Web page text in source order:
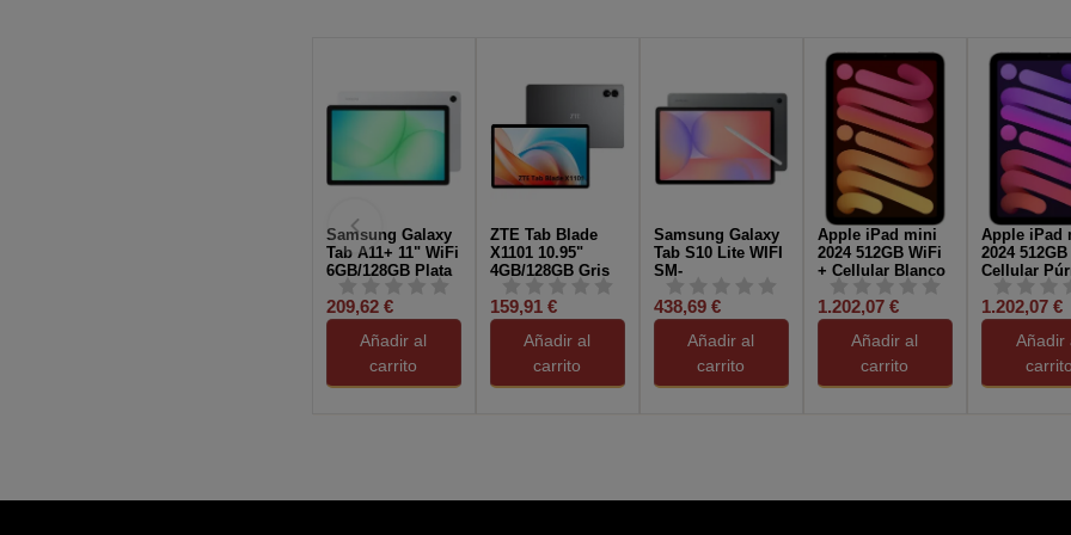
Samsung Galaxy
Tab A11+ 11" WiFi
6GB/128GB Plata
209,62 €
Añadir al
carrito
ZTE Tab Blade
X1101 10.95"
4GB/128GB Gris
159,91 €
Añadir al
carrito
Samsung Galaxy
Tab S10 Lite WIFI
SM-
8/256GB WUXGA+
Con S Pen Gris
438,69 €
Añadir al
carrito
Apple iPad mini
2024 512GB WiFi
+ Cellular Blanco
1.202,07 €
Añadir al
carrito
Apple iPad
2024
Cellular
1.202,07 €
Añadir
carrito